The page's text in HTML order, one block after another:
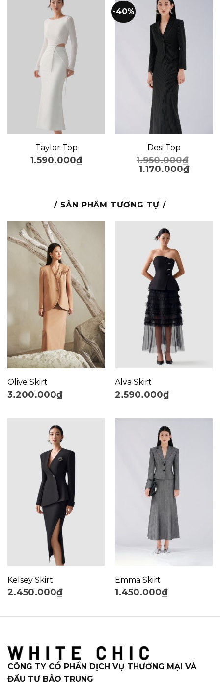
Taylor Top
1.590.000₫
-40%
Desi Top
1.950.000₫
1.170.000₫
/ SẢN PHẨM TƯƠNG TỰ /
Olive Skirt
3.200.000₫
Alva Skirt
2.590.000₫
Kelsey Skirt
2.450.000₫
Emma Skirt
1.450.000₫
CÔNG TY CỔ PHẦN DỊCH VỤ THƯƠNG MẠI VÀ
ĐẦU TƯ BẢO TRUNG